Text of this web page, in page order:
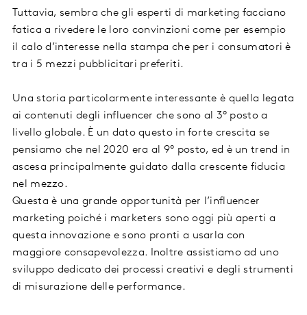
Tuttavia, sembra che gli esperti di marketing facciano
fatica a rivedere le loro convinzioni come per esempio
il calo d’interesse nella stampa che per i consumatori è
tra i 5 mezzi pubblicitari preferiti.
Una storia particolarmente interessante è quella legata
ai contenuti degli influencer che sono al 3° posto a
livello globale. È un dato questo in forte crescita se
pensiamo che nel 2020 era al 9° posto, ed è un trend in
ascesa principalmente guidato dalla crescente fiducia
nel mezzo.
Questa è una grande opportunità per l’influencer
marketing poiché i marketers sono oggi più aperti a
questa innovazione e sono pronti a usarla con
maggiore consapevolezza. Inoltre assistiamo ad uno
sviluppo dedicato dei processi creativi e degli strumenti
di misurazione delle performance.